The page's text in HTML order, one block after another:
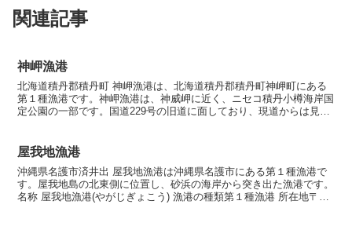
関連記事
神岬漁港
北海道積丹郡積丹町 神岬漁港は、北海道積丹郡積丹町神岬町にある
第１種漁港です。神岬漁港は、神威岬に近く、ニセコ積丹小樽海岸国
定公園の一部です。国道229号の旧道に面しており、現道からは見え
屋我地漁港
沖縄県名護市済井出 屋我地漁港は沖縄県名護市にある第１種漁港で
す。屋我地島の北東側に位置し、砂浜の海岸から突き出た漁港です。
名称 屋我地漁港(やがじぎょこう) 漁港の種類第１種漁港 所在地〒